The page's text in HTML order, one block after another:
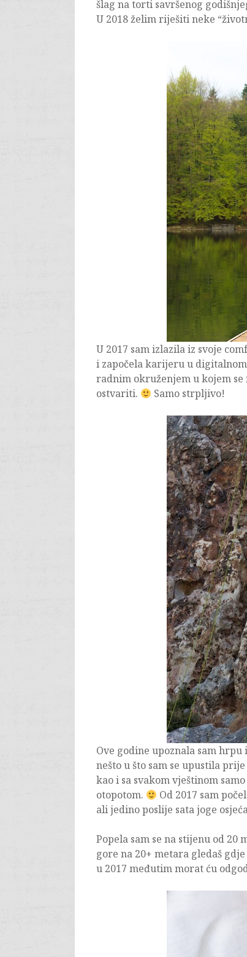
šlag na torti savršenog
U 2018 želim riješiti neke
U 2017 sam izlazila iz svoje
i započela karijeru u
radnim okruženjem u kojem se
ostvariti.
Samo strpljivo!
Ove godine upoznala sam
nešto u što sam se upustila
kao i sa svakom vještinom
otopotom.
Od 2017 sam
ali jedino poslije sata joge
Popela sam se na stijenu od
gore na 20+ metara gledaš
u 2017 međutim morat ću